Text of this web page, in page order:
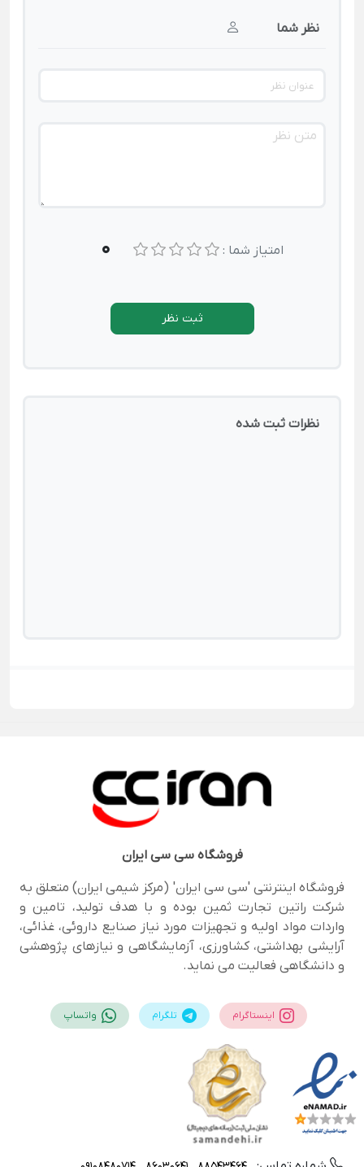
نظر شما
امتیاز شما : 0
ثبت نظر
نظرات ثبت شده
فروشگاهسی سی ایران
فروشگاه اینترنتی 'سی سی ایران' (مرکز شیمی ایران) متعلق به
شرکت راتین تجارت ثمین بوده و با هدف تولید، تامین و
واردات مواد اولیه و تجهیزات مورد نیاز صنایع داروئی، غذائی،
آرایشی بهداشتی، کشاورزی، آزمایشگاهی و نیازهای پژوهشی
و دانشگاهی فعالیت می نماید.
اینستاگرام تلگرام واتساپ